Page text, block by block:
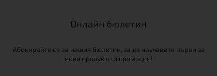
Онлайн бюлетин
Абонирайте се за нашия бюлетин, за да научавате първи за
нови продукти и промоции!